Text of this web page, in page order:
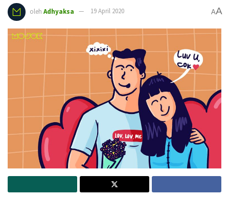
oleh Adhyaksa 19 April 2020 AA